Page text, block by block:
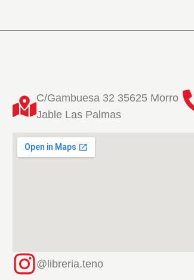
C/Gambuesa 32 35625 Morro
Jable Las Palmas
@libreria.teno